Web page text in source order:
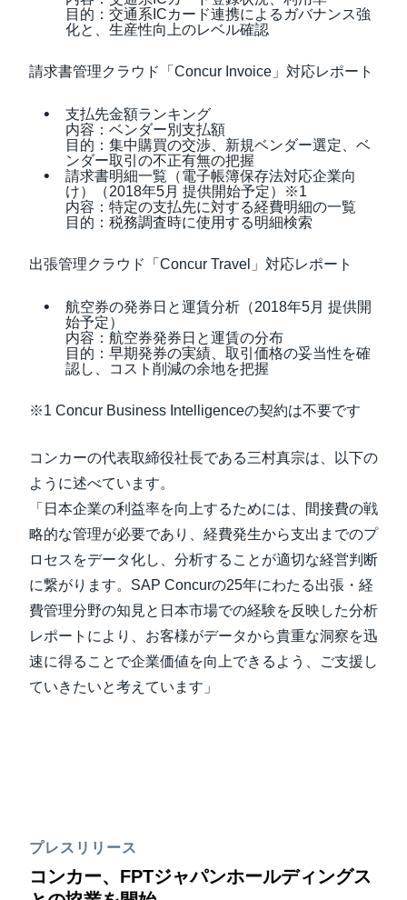
目的：交通系ICカード連携によるガバナンス強
化と、生産性向上のレベル確認
請求書管理クラウド「Concur Invoice」対応レポート
支払先金額ランキング
内容：ベンダー別支払額
目的：集中購買の交渉、新規ベンダー選定、ベ
ンダー取引の不正有無の把握
請求書明細一覧（電子帳簿保存法対応企業向
け）（2018年5月 提供開始予定）※1
内容：特定の支払先に対する経費明細の一覧
目的：税務調査時に使用する明細検索
出張管理クラウド「Concur Travel」対応レポート
航空券の発券日と運賃分析（2018年5月 提供開
始予定）
内容：航空券発券日と運賃の分布
目的：早期発券の実績、取引価格の妥当性を確
認し、コスト削減の余地を把握
※1 Concur Business Intelligenceの契約は不要です
コンカーの代表取締役社長である三村真宗は、以下の
ように述べています。
「日本企業の利益率を向上するためには、間接費の戦
略的な管理が必要であり、経費発生から支出までのプ
ロセスをデータ化し、分析することが適切な経営判断
に繋がります。SAP Concurの25年にわたる出張・経
費管理分野の知見と日本市場での経験を反映した分析
レポートにより、お客様がデータから貴重な洞察を迅
速に得ることで企業価値を向上できるよう、ご支援し
ていきたいと考えています」
プレスリリース
コンカー、FPTジャパンホールディングス